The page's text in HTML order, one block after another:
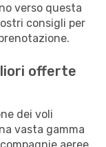
verso questa
consigli per
offerte
dei voli
vasta gamma